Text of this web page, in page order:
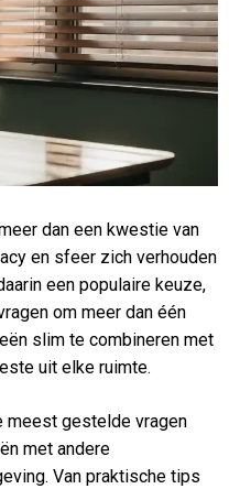
dan een kwestie van
en sfeer zich verhouden
een populaire keuze,
om meer dan één
slim te combineren met
uit elke ruimte.
meest gestelde vragen
met andere
Van praktische tips